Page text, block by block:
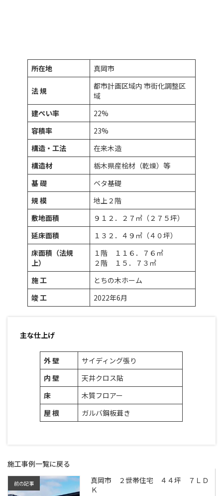
所在地 真岡市
法 規
都市計画区域内 市街化調整区
域
建ぺい率
22%
容積率
23%
構造・工法
在来木造
構造材
栃木県産桧材（乾燥）等
基 礎
ベタ基礎
規 模
地上２階
敷地面積
９１２．２７㎡（２７５坪）
延床面積
１３２．４９㎡（４０坪）
床面積（法規
上）
１階 １１６．７６㎡
２階 １５．７３㎡
施 工
とちの木ホーム
竣 工
2022年6月
主な仕上げ
外 壁
サイディング張り
内 壁
天井クロス貼
床
木質フロアー
屋 根
ガルバ鋼板葺き
施工事例一覧に戻る
前の記事
真岡市 ２世帯住宅 ４４坪 ７ＬＤ
Ｋ